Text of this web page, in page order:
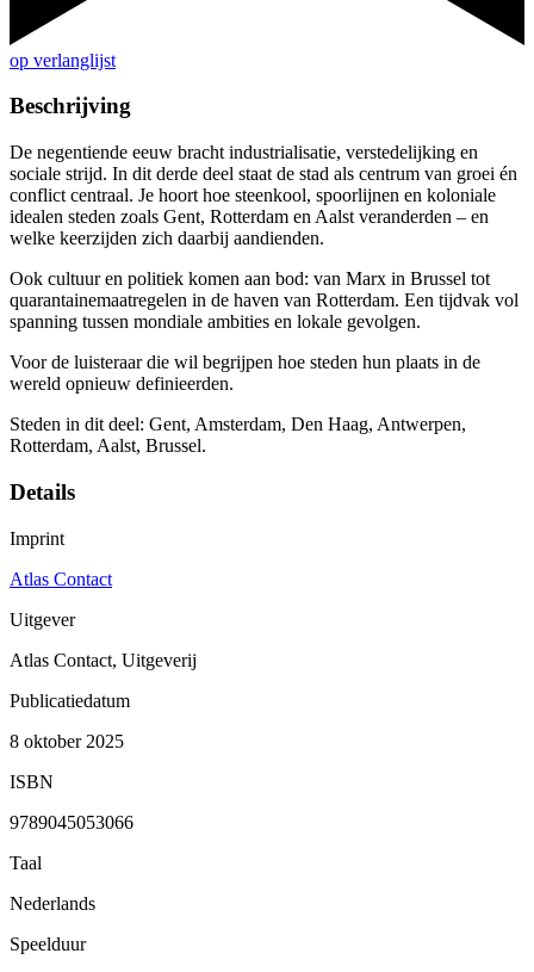
op verlanglijst
Beschrijving
De negentiende eeuw bracht industrialisatie, verstedelijking en
sociale strijd. In dit derde deel staat de stad als centrum van groei én
conflict centraal. Je hoort hoe steenkool, spoorlijnen en koloniale
idealen steden zoals Gent, Rotterdam en Aalst veranderden – en
welke keerzijden zich daarbij aandienden.
Ook cultuur en politiek komen aan bod: van Marx in Brussel tot
quarantainemaatregelen in de haven van Rotterdam. Een tijdvak vol
spanning tussen mondiale ambities en lokale gevolgen.
Voor de luisteraar die wil begrijpen hoe steden hun plaats in de
wereld opnieuw definieerden.
Steden in dit deel: Gent, Amsterdam, Den Haag, Antwerpen,
Rotterdam, Aalst, Brussel.
Details
Imprint
Atlas Contact
Uitgever
Atlas Contact, Uitgeverij
Publicatiedatum
8 oktober 2025
ISBN
9789045053066
Taal
Nederlands
Speelduur